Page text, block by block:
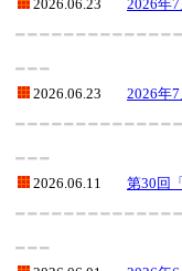
2026.06.23 2026年
---
2026.06.23 2026年
---
2026.06.11 第30回
---